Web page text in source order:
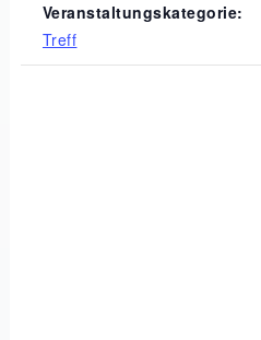
Veranstaltungskategorie:
Treff